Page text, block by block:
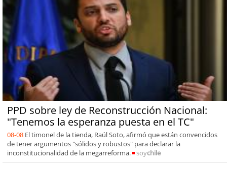
PPD sobre ley de Reconstrucción Nacional:
"Tenemos la esperanza puesta en el TC"
08-08 El timonel de la tienda, Raúl Soto, afirmó que están convencidos
de tener argumentos "sólidos y robustos" para declarar la
inconstitucionalidad de la megarreforma.
soychile